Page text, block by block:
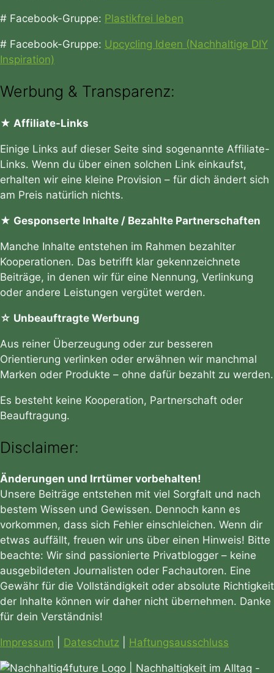
# Facebook-Gruppe: Plastikfrei leben
# Facebook-Gruppe: Upcycling Ideen (Nachhaltige DIY
Inspiration)
Werbung & Transparenz:
★ Affiliate-Links
Einige Links auf dieser Seite sind sogenannte Affiliate-
Links. Wenn du über einen solchen Link einkaufst,
erhalten wir eine kleine Provision – für dich ändert sich
am Preis natürlich nichts.
★ Gesponserte Inhalte / Bezahlte Partnerschaften
Manche Inhalte entstehen im Rahmen bezahlter
Kooperationen. Das betrifft klar gekennzeichnete
Beiträge, in denen wir für eine Nennung, Verlinkung
oder andere Leistungen vergütet werden.
☆ Unbeauftragte Werbung
Aus reiner Überzeugung oder zur besseren
Orientierung verlinken oder erwähnen wir manchmal
Marken oder Produkte – ohne dafür bezahlt zu werden.
Es besteht keine Kooperation, Partnerschaft oder
Beauftragung.
Disclaimer:
Änderungen und Irrtümer vorbehalten!
Unsere Beiträge entstehen mit viel Sorgfalt und nach
bestem Wissen und Gewissen. Dennoch kann es
vorkommen, dass sich Fehler einschleichen. Wenn dir
etwas auffällt, freuen wir uns über einen Hinweis! Bitte
beachte: Wir sind passionierte Privatblogger – keine
ausgebildeten Journalisten oder Fachautoren. Eine
Gewähr für die Vollständigkeit oder absolute Richtigkeit
der Inhalte können wir daher nicht übernehmen. Danke
für dein Verständnis!
Impressum Dateschutz Haftungsausschluss